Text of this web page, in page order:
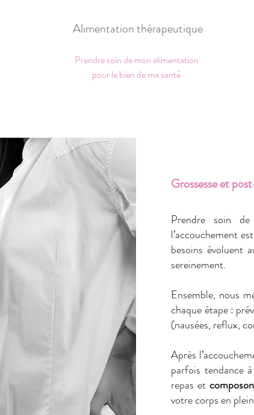
Alimentation thérapeutique
Prendre soin de mon alimentation
pour le bien de ma santé
Grossesse et
Prendre soin
l’accouchement
besoins évoluent
sereinement.
Ensemble, nous
chaque étape :
(nausées, reflux,
Après
parfois tendance
repas et
votre corps en